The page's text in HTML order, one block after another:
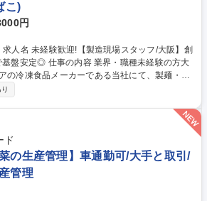
こ)
円
・職種未経験の方大
の冷凍食品メーカーである当社にて、製麺・調
管理をお任せします。現場のパート社員と協力
ン管理部門）の業務内容の経験・把握をしてい
ジ】グループでローテンションを組んで仕事を
とが可能です。 【キャリアプラン】製造現場の
ャーといった管理職や生産技術のスペシャリス
タッフ/大
プで基盤安定◎
ド
の生産管理】車通勤可/大手と取引/
管理